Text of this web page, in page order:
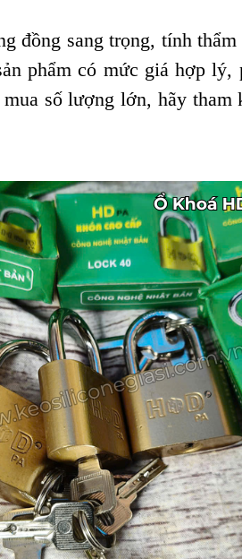
đồng sang trọng, tính
phẩm có mức giá hợp
số lượng lớn, hãy tham